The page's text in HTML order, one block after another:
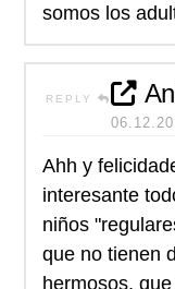
somos los
REPLY
Ahh y
interesante
niños
que no tienen
hermosos,